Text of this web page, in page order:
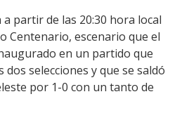
partir de las 20:30 hora local
Centenario, escenario que el
en un partido que
selecciones y que se saldó
por 1-0 con un tanto de